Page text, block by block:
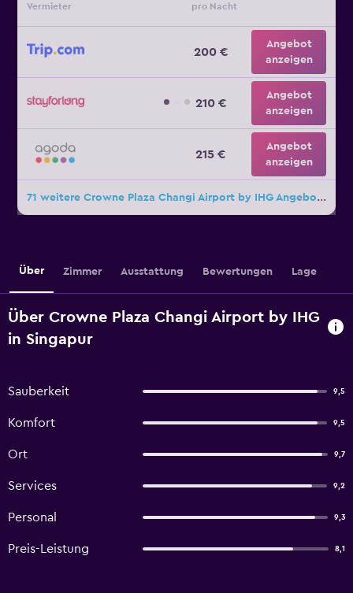
Vermieter pro Nacht
200 €
Angebot
anzeigen
210 €
Angebot
anzeigen
215 €
Angebot
anzeigen
71 weitere Crowne Plaza Changi Airport by IHG Angebote
Über Zimmer Ausstattung Bewertungen Lage
Über Crowne Plaza Changi Airport by IHG
in Singapur
Sauberkeit 9,5
Komfort 9,5
Ort 9,7
Services 9,2
Personal 9,3
Preis-Leistung 8,1